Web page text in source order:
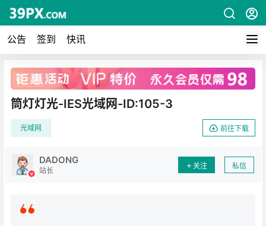
公告 签到 快讯
广告
筒灯灯光-IES光域网-ID:105-3
光域网 前往下载
DADONG
站长
关注 私信